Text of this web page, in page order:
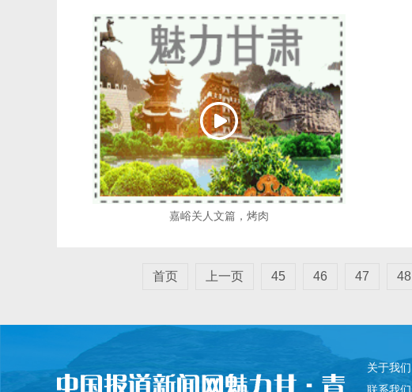
嘉峪关人文篇，烤肉
首页 上一页 45 46 47 48
关于我们